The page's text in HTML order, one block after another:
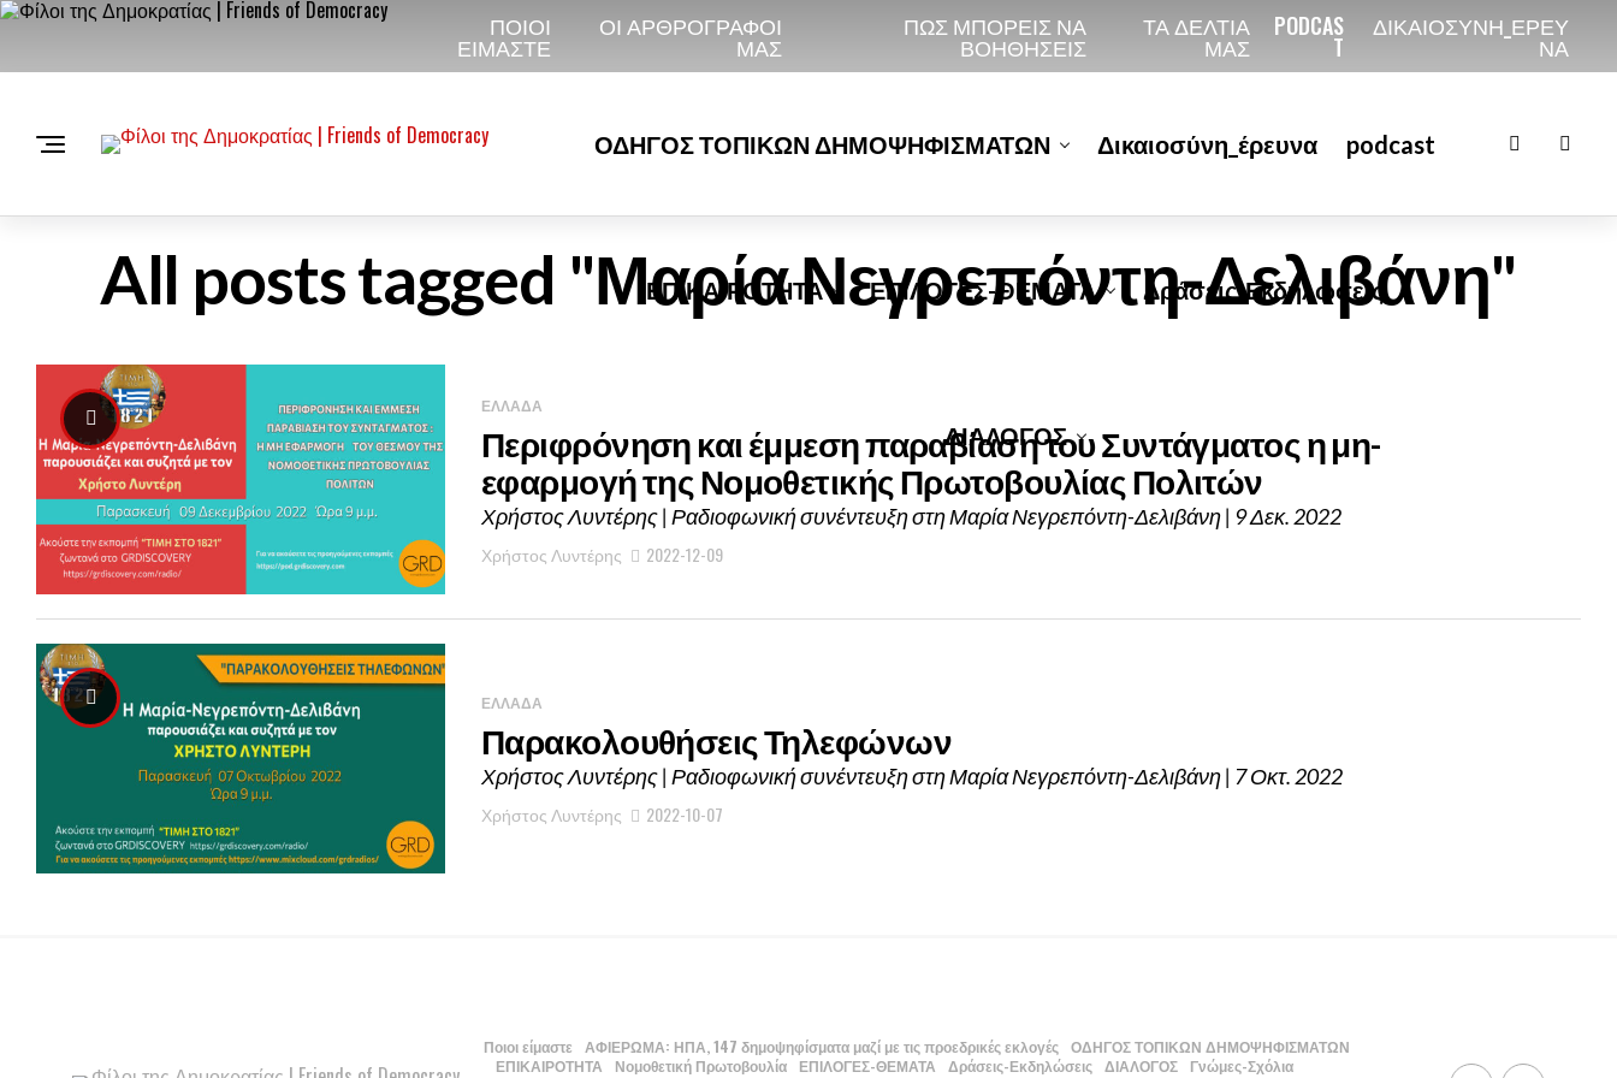
ΠΟΙΟΙ
ΕΙΜΑΣΤΕ
ΟΙ ΑΡΘΡΟΓΡΆΦΟΙ
ΜΑΣ
ΠΩΣ ΜΠΟΡΕΙΣ ΝΑ
ΒΟΗΘΗΣΕΙΣ
ΤΑ ΔΕΛΤΙΑ
ΜΑΣ
PODCAS
T
ΔΙΚΑΙΟΣΎΝΗ_ΈΡΕΥ
ΝΑ
ΟΔΗΓΟΣ ΤΟΠΙΚΩΝ ΔΗΜΟΨΗΦΙΣΜΑΤΩΝ Δικαιοσύνη_έρευνα podcast
ΕΠΙΚΑΙΡΟΤΗΤΑ ΕΠΙΛΟΓΕΣ-ΘΕΜΑΤΑ Δράσεις-Εκδηλώσεις
ΔΙΑΛΟΓΟΣ
All posts tagged "Μαρία Νεγρεπόντη-Δελιβάνη"
ΕΛΛΆΔΑ
Περιφρόνηση και έμμεση παραβίαση του Συντάγματος η μη-
εφαρμογή της Νομοθετικής Πρωτοβουλίας Πολιτών
Χρήστος Λυντέρης | Ραδιοφωνική συνέντευξη στη Μαρία Νεγρεπόντη-Δελιβάνη | 9 Δεκ. 2022
Χρήστος Λυντέρης 2022-12-09
ΕΛΛΆΔΑ
Παρακολουθήσεις Τηλεφώνων
Χρήστος Λυντέρης | Ραδιοφωνική συνέντευξη στη Μαρία Νεγρεπόντη-Δελιβάνη | 7 Οκτ. 2022
Χρήστος Λυντέρης 2022-10-07
Ποιοι είμαστε ΑΦΙΕΡΩΜΑ: ΗΠΑ, 147 δημοψηφίσματα μαζί με τις προεδρικές εκλογές ΟΔΗΓΟΣ ΤΟΠΙΚΩΝ ΔΗΜΟΨΗΦΙΣΜΑΤΩΝ
ΕΠΙΚΑΙΡΟΤΗΤΑ
Νομοθετική Πρωτοβουλία ΕΠΙΛΟΓΕΣ-ΘΕΜΑΤΑ Δράσεις-Εκδηλώσεις ΔΙΑΛΟΓΟΣ
Γνώμες-Σχόλια